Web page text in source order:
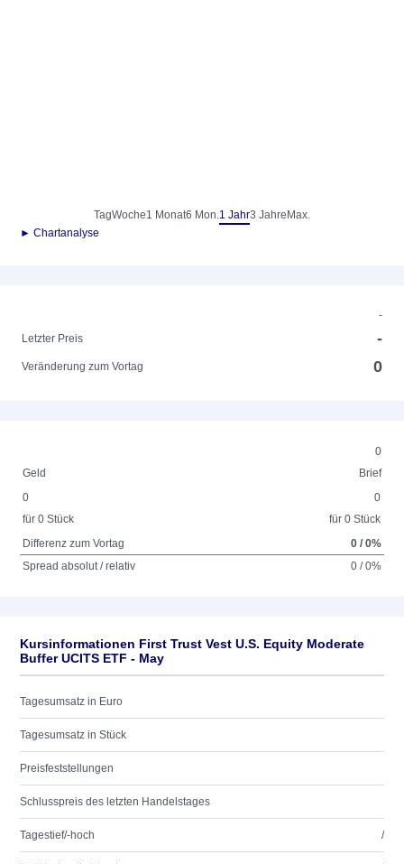
TagWoche1 Monat6 Mon.1 Jahr3 Jahre Max.
► Chartanalyse
-
Letzter Preis
-
Veränderung zum Vortag 0
0
Geld
Brief
0
für 0 Stück
0
für 0 Stück
Differenz zum Vortag
0 / 0%
Spread absolut / relativ
0 / 0%
Kursinformationen First Trust Vest U.S. Equity Moderate
Buffer UCITS ETF - May
Tagesumsatz in Euro
Tagesumsatz in Stück
Preisfeststellungen
Schlusspreis des letzten Handelstages
Tagestief/-hoch /